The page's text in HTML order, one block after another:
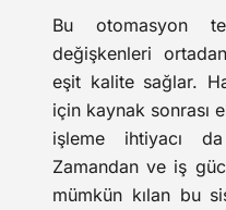
Bu otomasyon
değişkenleri
eşit kalite sağlar.
için kaynak sonrası
işleme ihtiyacı
Zamandan ve iş
mümkün kılan bu